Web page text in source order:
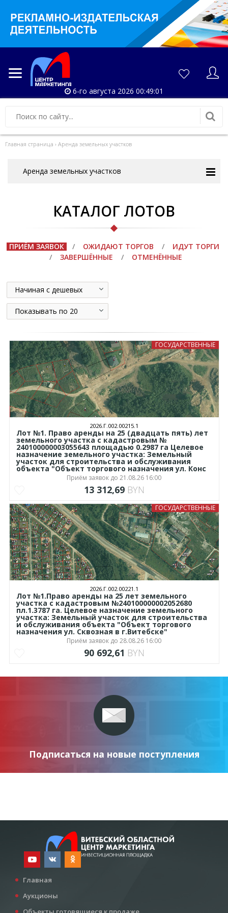
6-го августа 2026 00:49:02
Главная страница › Аренда земельных участков
Аренда земельных участков
КАТАЛОГ ЛОТОВ
ПРИЁМ ЗАЯВОК / ОЖИДАЮТ ТОРГОВ /
ИДУТ ТОРГИ
/
ЗАВЕРШЁННЫЕ / ОТМЕНЁННЫЕ
Начиная с дешевых
Показывать по 20
ГОСУДАРСТВЕННЫЕ
2026.Г.002.00215.1
Лот №1. Право аренды на 25 (двадцать пять) лет
земельного участка с кадастровым №
240100000003055643 площадью 0.2987 га Целевое
назначение земельного участка: Земельный
участок для строительства и обслуживания
объекта "Объект торгового назначения ул. Конс
Приём заявок до 21.08.26 16:00
13 312,69 BYN
ГОСУДАРСТВЕННЫЕ
2026.Г.002.00221.1
Лот №1.Право аренды на 25 лет земельного
участка с кадастровым №240100000002052680
пл.1.3787 га. Целевое назначение земельного
участка: Земельный участок для строительства
и обслуживания объекта "Объект торгового
назначения ул. Сквозная в г.Витебске"
Приём заявок до 28.08.26 16:00
90 692,61 BYN
Подписаться на новые поступления
Главная
Аукционы